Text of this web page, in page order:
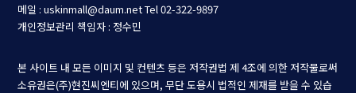
메일 : uskinmall@daum.netTel 02-322-9897
개인정보관리 책임자 : 정수민
본 사이트 내 모든 이미지 및 컨텐츠 등은 저작권법 제 4조에 의한 저작물로써
소유권은(주)현진씨엔티에 있으며, 무단 도용시 법적인 제재를 받을 수 있습